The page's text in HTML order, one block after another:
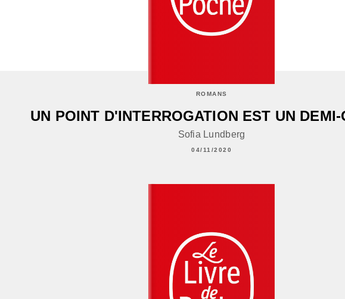
ROMANS
UN POINT D'INTERROGATION EST UN DEMI-
Sofia Lundberg
04/11/2020